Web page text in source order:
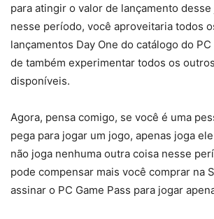
para atingir o valor de lançamento
nesse período, você aproveitaria todos
lançamentos Day One do catálogo do PC
de também experimentar todos os
disponíveis.
Agora, pensa comigo, se você é uma
pega para jogar um jogo, apenas joga
não joga nenhuma outra coisa nesse
pode compensar mais você comprar na
assinar o PC Game Pass para jogar